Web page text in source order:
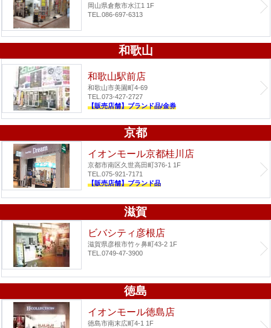
岡山県倉敷市水江1 1F
TEL.086-697-6313
和歌山
和歌山駅前店
和歌山市美園町4-69
TEL.073-427-2727
【販売店舗】ブランド品/金券
京都
イオンモール京都桂川店
京都市南区久世高田町376-1 1F
TEL.075-921-7171
【販売店舗】ブランド品
滋賀
ビバシティ彦根店
滋賀県彦根市竹ヶ鼻町43-2 1F
TEL.0749-47-3900
徳島
イオンモール徳島店
徳島市南末広町4-1 1F